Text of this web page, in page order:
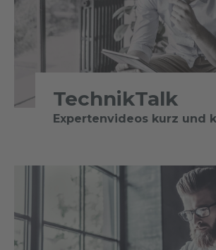
TechnikTalk
Expertenvideos kurz und